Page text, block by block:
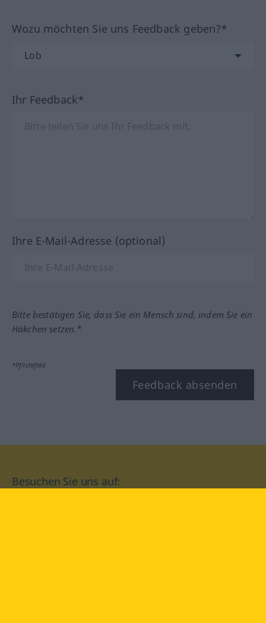
Wozu möchten Sie uns Feedback geben?*
Ihr Feedback*
Ihre E-Mail-Adresse (optional)
Bitte bestätigen Sie, dass Sie ein Mensch sind, indem Sie ein
Häkchen setzen.*
*Pflichtfeld
Feedback absenden
Besuchen Sie uns auf: